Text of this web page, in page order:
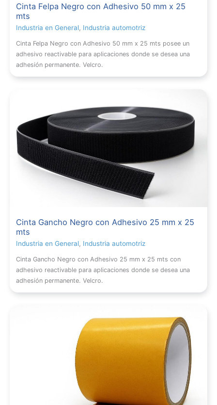
Cinta Felpa Negro con Adhesivo 50 mm x 25
mts
Industria en General, Industria automotriz
Cinta Felpa Negro con Adhesivo 50 mm x 25 mts posee un
adhesivo reactivable para aplicaciones donde se desea una
adhesión permanente. Velcro.
Cinta Gancho Negro con Adhesivo 25 mm x 25
mts
Industria en General, Industria automotriz
Cinta Gancho Negro con Adhesivo 25 mm x 25 mts con
adhesivo reactivable para aplicaciones donde se desea una
adhesión permanente. Velcro.